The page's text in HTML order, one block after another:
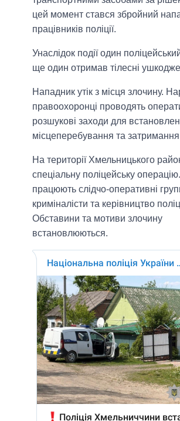
цей момент стався збройний
працівників поліції.
Унаслідок події один
ще один отримав тілесні
Нападник утік з місця злочину.
правоохоронці проводять
розшукові заходи для
місцеперебування та
На території Хмельницького
спеціальну поліцейську
працюють слідчо-оперативні
криміналісти та керівництво
Обставини та мотиви злочину
встановлюються.